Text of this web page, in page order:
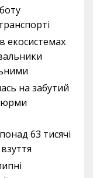
екосистемах
на забутий
63 тисячі